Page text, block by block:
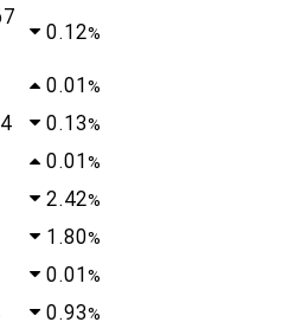
0.12%
0.01%
0.13%
0.01%
2.42%
1.80%
0.01%
0.93%